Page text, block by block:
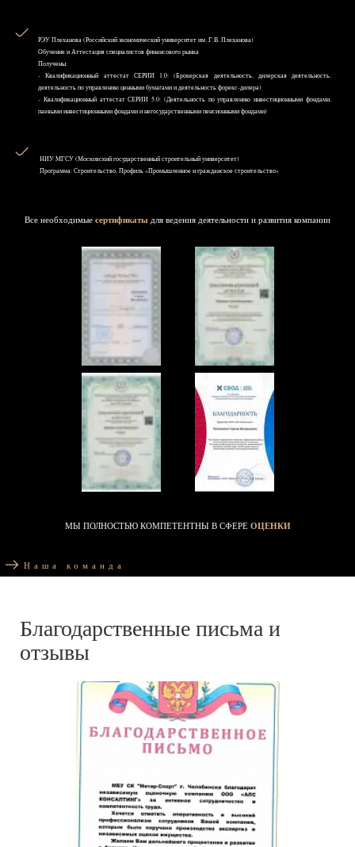
РЭУ Плеханова (Российский экономический университет им. Г.В. Плеханова)
Обучение и Аттестация специалистов финансового рынка
Получены:
- Квалификационный аттестат СЕРИИ 1.0: (Брокерская деятельность, дилерская деятельность,
деятельность по управлению ценными бумагами и деятельность форекс-дилера)
- Квалификационный аттестат СЕРИИ 5.0: (Деятельность по управлению инвестиционными фондами,
паевыми инвестиционными фондами и негосударственными пенсионными фондами)
НИУ MГСУ (Московский государственный строительный университет)
Программа: Строительство, Профиль «Промышленное и гражданское строительство»
Все необходимые сертификаты для ведения деятельности и развития компании
МЫ ПОЛНОСТЬЮ КОМПЕТЕНТНЫ В СФЕРЕ ОЦЕНКИ
Наша команда
Благодарственные письма и
отзывы